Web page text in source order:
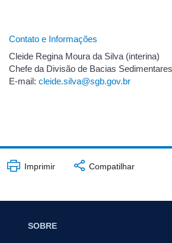
Contato e Informações
Cleide Regina Moura da Silva (interina)
Chefe da Divisão de Bacias
E-mail: cleide.silva@sgb.gov.br
Imprimir Compatilhar
SOBRE